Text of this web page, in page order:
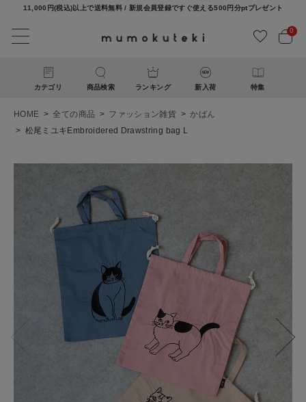
11,000円(税込)以上で送料無料 / 新規会員登録ですぐ使える500円分ptプレゼント
0
カテゴリ 商品検索 ランキング 新入荷 特集
ACCOUNT MENU
ようこそ ゲスト 様
ログイン 新規会員登録
HOME 全ての商品 ファッション雑貨
かばん
松尾ミユキEmbroidered Drawstring bag L